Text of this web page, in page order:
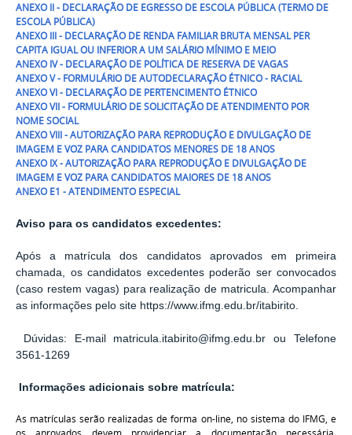
ANEXO II - DECLARAÇÃO DE EGRESSO DE ESCOLA PÚBLICA (TERMO DE
ESCOLA PÚBLICA)
ANEXO III - DECLARAÇÃO DE RENDA FAMILIAR BRUTA MENSAL PER
CAPITA IGUAL OU INFERIOR A UM SALÁRIO MÍNIMO E MEIO
ANEXO IV - DECLARAÇÃO DE POLÍTICA DE RESERVA DE VAGAS
ANEXO V - FORMULÁRIO DE AUTODECLARAÇÃO ÉTNICO - RACIAL
ANEXO VI - DECLARAÇÃO DE PERTENCIMENTO ÉTNICO
ANEXO VII - FORMULÁRIO DE SOLICITAÇÃO DE ATENDIMENTO POR
NOME SOCIAL
ANEXO VIII - AUTORIZAÇÃO PARA REPRODUÇÃO E DIVULGAÇÃO DE
IMAGEM E VOZ PARA CANDIDATOS MENORES DE 18 ANOS
ANEXO IX - AUTORIZAÇÃO PARA REPRODUÇÃO E DIVULGAÇÃO DE
IMAGEM E VOZ PARA CANDIDATOS MAIORES DE 18 ANOS
ANEXO E1 - ATENDIMENTO ESPECIAL
Aviso para os candidatos excedentes:
Após a matrícula dos candidatos aprovados em primeira
chamada, os candidatos excedentes poderão ser convocados
(caso restem vagas) para realização de matricula. Acompanhar
as informações pelo site https://www.ifmg.edu.br/itabirito.
Dúvidas: E-mail matricula.itabirito@ifmg.edu.br ou Telefone
3561-1269
Informações adicionais sobre matrícula:
As matrículas serão realizadas de forma on-line, no sistema do IFMG, e